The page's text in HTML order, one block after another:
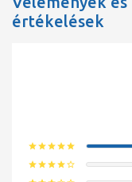
értékelések
starstarstarstarstar
starstarstarstarstar_border